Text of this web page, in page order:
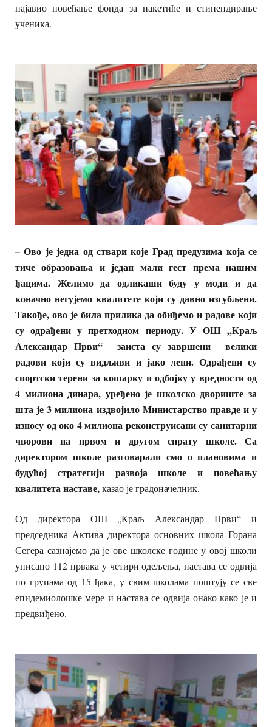
најавио повећање фонда за пакетиће и стипендирање
ученика.
– Ово је једна од ствари које Град предузима која се
тиче образовања и један мали гест према нашим
ђацима. Желимо да одликаши буду у моди и да
коначно негујемо квалитете који су давно изгубљени.
Такође, ово је била прилика да обиђемо и радове који
су одрађени у претходном периоду. У ОШ „Краљ
Александар Први“ заиста су завршени велики
радови који су видљиви и јако лепи. Одрађени су
спортски терени за кошарку и одбојку у вредности од
4 милиона динара, уређено је школско двориште за
шта је 3 милиона издвојило Министарство правде и у
износу од око 4 милиона реконструисани су санитарни
чворови на првом и другом спрату школе. Са
директором школе разговарали смо о плановима и
будућој стратегији развоја школе и повећању
квалитета наставе,казао је градоначелник.
Од директора ОШ „Краљ Александар Први“ и
председника Актива директора основних школа Горана
Сегера сазнајемо да је ове школске године у овој школи
уписано 112 првака у четири одељења, настава се одвија
по групама од 15 ђака, у свим школама поштују се све
епидемиолошке мере и настава се одвија онако како је и
предвиђено.